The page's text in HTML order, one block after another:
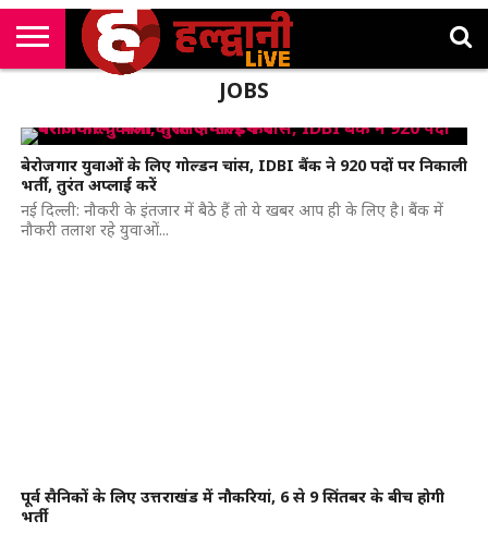
राष्ट्रीय
JOBS
बेरोजगार युवाओं के लिए गोल्डन चांस, IDBI बैंक ने 920 पदों पर निकाली
भर्ती, तुरंत अप्लाई करें
नई दिल्ली: नौकरी के इंतजार में बैठे हैं तो ये खबर आप ही के लिए है। बैंक में
नौकरी तलाश रहे युवाओं...
पूर्व सैनिकों के लिए उत्तराखंड में नौकरियां, 6 से 9 सिंतबर के बीच होगी
भर्ती